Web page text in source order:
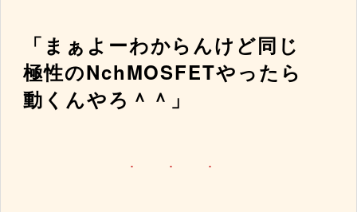
「まぁよーわからんけど同じ
極性のNchMOSFETやったら
動くんやろ＾＾」